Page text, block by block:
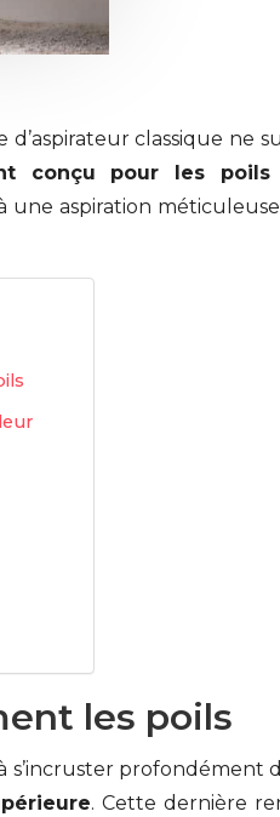
d’aspirateur classique ne
conçu pour les poils
une aspiration
les poils
s’incruster profondément
. Cette dernière